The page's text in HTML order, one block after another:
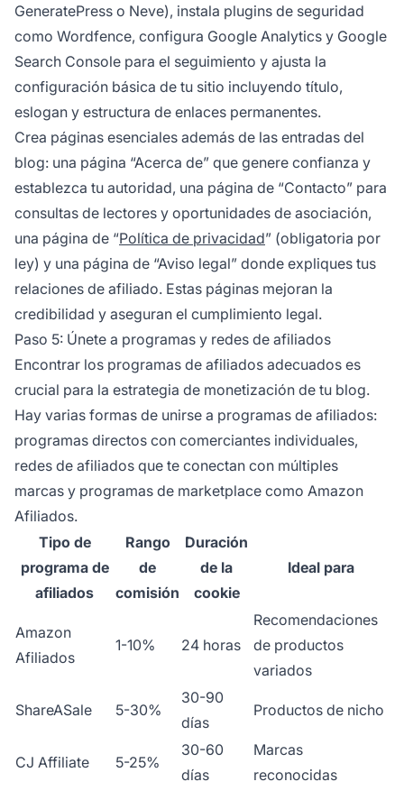
GeneratePress o Neve), instala plugins de seguridad
como Wordfence, configura Google Analytics y Google
Search Console para el seguimiento y ajusta la
configuración básica de tu sitio incluyendo título,
eslogan y estructura de enlaces permanentes.
Crea páginas esenciales además de las entradas del
blog: una página “Acerca de” que genere confianza y
establezca tu autoridad, una página de “Contacto” para
consultas de lectores y oportunidades de asociación,
una página de “Política de privacidad” (obligatoria por
ley) y una página de “Aviso legal” donde expliques tus
relaciones de afiliado. Estas páginas mejoran la
credibilidad y aseguran el cumplimiento legal.
Paso 5: Únete a programas y redes de afiliados
Encontrar los programas de afiliados adecuados es
crucial para la estrategia de monetización de tu blog.
Hay varias formas de unirse a programas de afiliados:
programas directos con comerciantes individuales,
redes de afiliados que te conectan con múltiples
marcas y programas de marketplace como Amazon
Afiliados.
Tipo de
programa de
afiliados
Rango
de
comisión
Duración
de la
cookie
Ideal para
Amazon
Afiliados
1-10% 24 horas
Recomendaciones
de productos
variados
ShareASale 5-30%
30-90
días
Productos de nicho
CJ Affiliate 5-25%
30-60
días
Marcas
reconocidas